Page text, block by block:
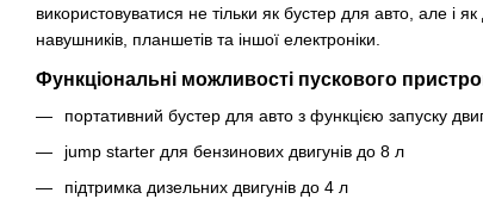
використовуватися не тільки як бустер для авто, але і
навушників, планшетів та іншої електроніки.
Функціональні можливості пускового
портативний бустер для авто з функцією запуску
jump starter для бензинових двигунів до 8 л
підтримка дизельних двигунів до 4 л